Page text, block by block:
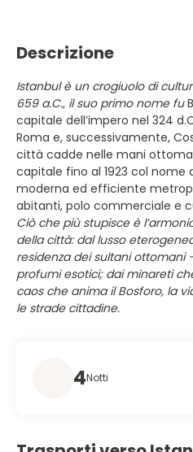
Descrizione
Istanbul è un crogiuolo di
659 a.C., il suo primo nome fu
capitale dell’impero nel 324
Roma e, successivamente,
città cadde nelle mani
capitale fino al 1923 col nome
moderna ed efficiente
abitanti, polo commerciale e
Ciò che più stupisce è
della città: dal lusso
residenza dei sultani ottomani
profumi esotici; dai minareti
caos che anima il Bosforo, la
le strade cittadine.
4Notti